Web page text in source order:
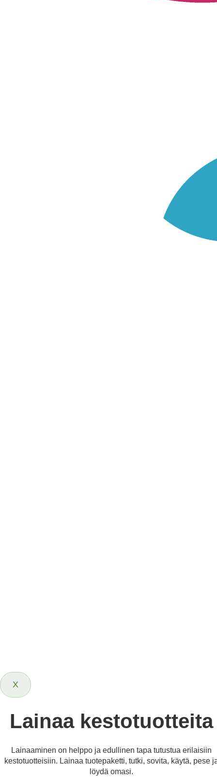
X
Lainaa kestotuotteita
Lainaaminen on helppo ja edullinen tapa tutustua erilaisiin
kestotuotteisiin. Lainaa tuotepaketti, tutki, sovita, käytä, pese
löydä omasi.